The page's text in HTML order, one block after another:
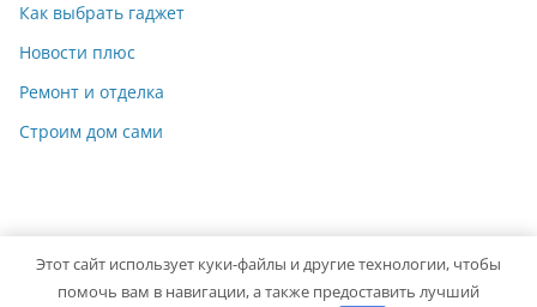
Как выбрать гаджет
Новости плюс
Ремонт и отделка
Строим дом сами
Copyright © 2026 Идеальный ремонт. Powered byColorMag
Этот сайт использует куки-файлы и другие технологии, чтобы
помочь вам в навигации, а также предоставить лучший